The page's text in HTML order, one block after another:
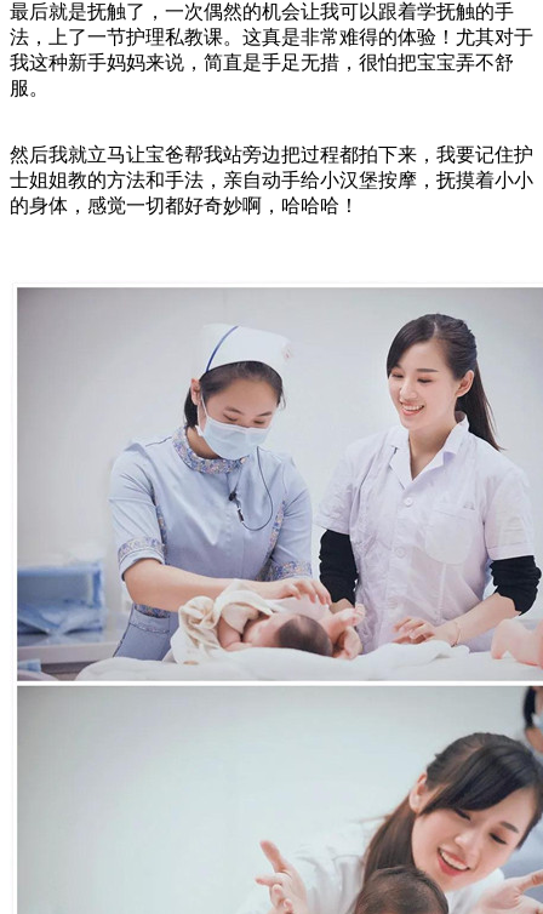
最后就是抚触了，一次偶然的机会让我可以跟着学抚触的手
法，上了一节护理私教课。这真是非常难得的体验！尤其对于
我这种新手妈妈来说，简直是手足无措，很怕把宝宝弄不舒
服。
然后我就立马让宝爸帮我站旁边把过程都拍下来，我要记住护
士姐姐教的方法和手法，亲自动手给小汉堡按摩，抚摸着小小
的身体，感觉一切都好奇妙啊，哈哈哈！